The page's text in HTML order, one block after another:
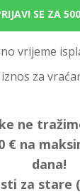
SE ZA
vrijeme
za
ne
€ na
dana!
za stare